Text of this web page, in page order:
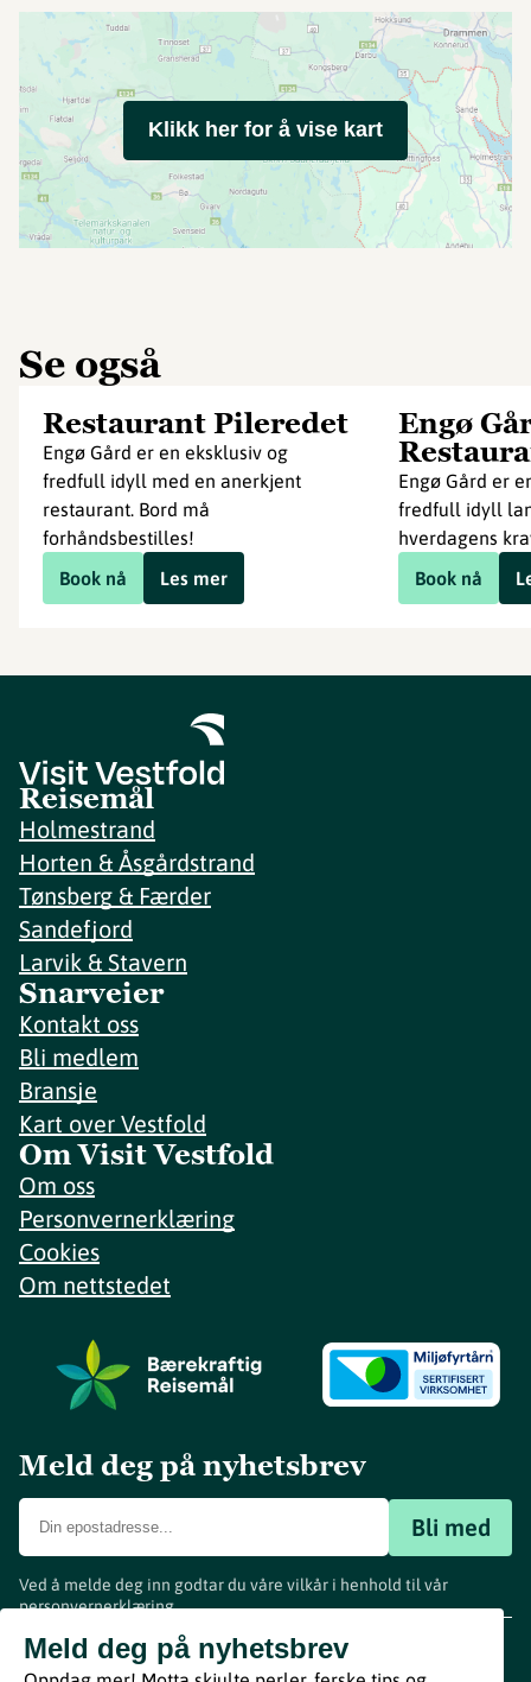
Klikk her for å vise kart
Se også
Restaurant Pileredet
Engø Gård er en eksklusiv og
fredfull idyll med en anerkjent
restaurant. Bord må
forhåndsbestilles!
Book nå
Les mer
Engø
Engø Gård er
fredfull idyll
hverdagens
Book nå
Reisemål
Holmestrand
Horten & Åsgårdstrand
Tønsberg & Færder
Sandefjord
Larvik & Stavern
Snarveier
Kontakt oss
Bli medlem
Bransje
Kart over Vestfold
Om Visit Vestfold
Om oss
Personvernerklæring
Cookies
Om nettstedet
Meld deg på nyhetsbrev
Bli med
Ved å melde deg inn godtar du våre vilkår i henhold til vår
personvernerklæring.
Meld deg på nyhetsbrev
www.visitvestfold.com
Turistinformasjon